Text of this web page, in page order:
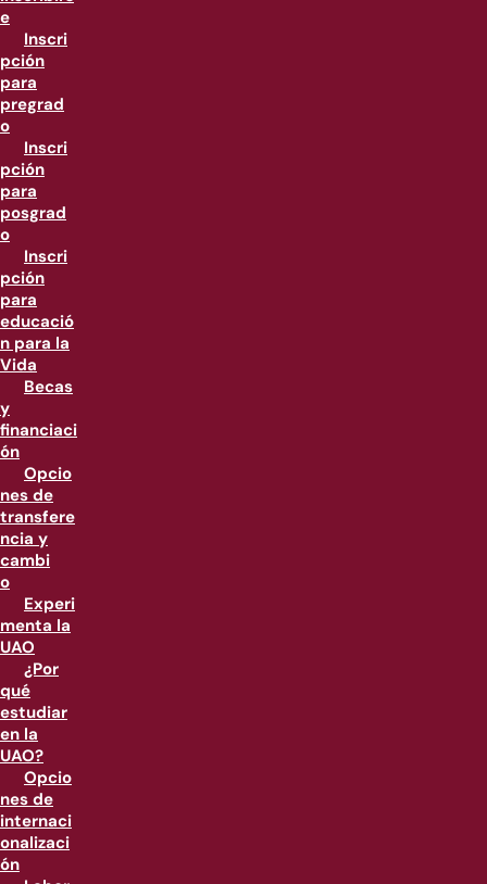
e
Inscri
pción
para
pregrad
o
Inscri
pción
para
posgrad
o
Inscri
pción
para
educació
n para la
Vida
Becas
y
financiaci
ón
Opcio
nes de
transfere
ncia y
cambi
o
Experi
menta la
UAO
¿Por
qué
estudiar
en la
UAO?
Opcio
nes de
internaci
onalizaci
ón